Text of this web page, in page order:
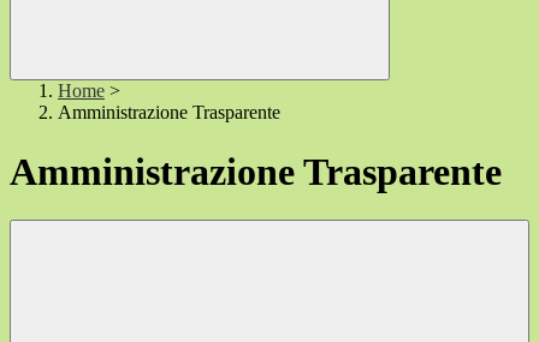
Home >
Amministrazione Trasparente
Amministrazione Trasparente